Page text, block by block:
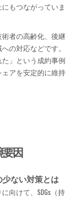
もつながっていま
者の高齢化、後継
の対応などです。
」という成約事例
アを安定的に維持
要因
少ない対策とは
向けて、SDGs（持